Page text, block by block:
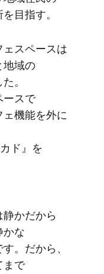
目指す。
ェスペースは​
地域の​
。​
ースで​
機能を​外に​
ド』を​
かだから​
かな​
。​だから、​
まで​